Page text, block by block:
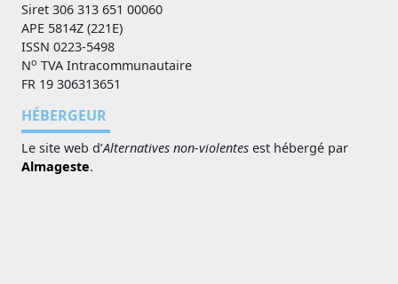
Siret 306 313 651 00060
APE 5814Z (221E)
ISSN 0223-5498
No TVA Intracommunautaire
FR 19 306313651
HÉBERGEUR
Le site web d’Alternatives non-violentes est hébergé par
Almageste.